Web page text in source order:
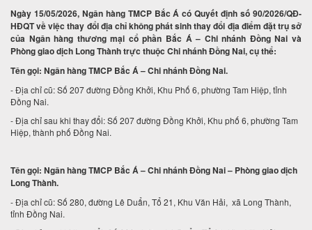
Ngày 15/05/2026, Ngân hàng TMCP Bắc Á có Quyết định số 90/2026/QĐ-
HĐQT về việc thay đổi địa chỉ không phát sinh thay đổi địa điểm đặt trụ sở
của Ngân hàng thương mại cổ phần Bắc Á – Chi nhánh Đồng Nai và
Phòng giao dịch Long Thành trực thuộc Chi nhánh Đồng Nai, cụ thể:
Tên gọi: Ngân hàng TMCP Bắc Á – Chi nhánh Đồng Nai.
- Địa chỉ cũ: Số 207 đường Đồng Khởi, Khu Phố 6, phường Tam Hiệp, tỉnh
Đồng Nai.
- Địa chỉ sau khi thay đổi: Số 207 đường Đồng Khởi, Khu phố 6, phường Tam
Hiệp, thành phố Đồng Nai.
Tên gọi: Ngân hàng TMCP Bắc Á – Chi nhánh Đồng Nai – Phòng giao dịch
Long Thành.
- Địa chỉ cũ: Số 280, đường Lê Duẩn, Tổ 21, Khu Văn Hải, xã Long Thành,
tỉnh Đồng Nai.